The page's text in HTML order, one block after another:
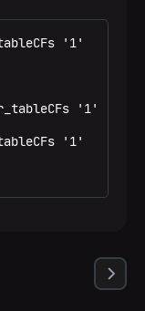
'1'
'1',
'1'